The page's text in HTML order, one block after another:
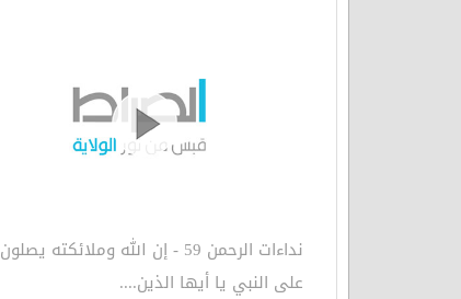
نداءات الرحمن 59 - إن الله وملائكته يصلون
على النبي يا أيها الذين....